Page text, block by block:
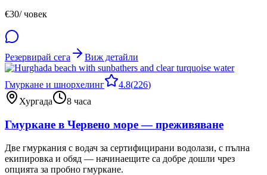
€30/ човек
Резервирай сега Виж детайли
Гмуркане и шнорхелинг 4.8(226)
Хургада
8 часа
Гмуркане в Червено море — преживяване
Две гмуркания с водач за сертифицирани водолази, с пълна
екипировка и обяд — начинаещите са добре дошли чрез
опцията за пробно гмуркане.